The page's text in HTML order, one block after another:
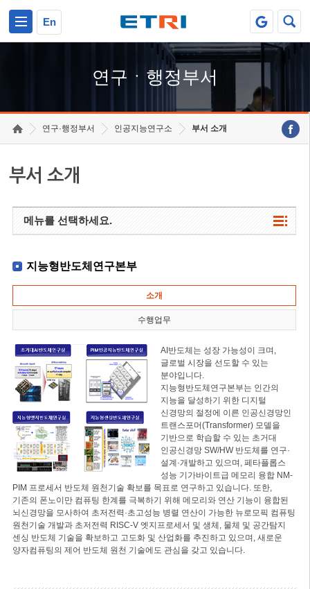
En
연구ㆍ행정부서
연구·행정부서 인공지능연구소 부서 소개
부서 소개
메뉴를 선택하세요.
지능형반도체연구본부
소개
수행업무
AI반도체는 성장 가능성이 크며,
글로벌 시장을 선도할 수 있는
분야입니다.
지능형반도체연구본부는 인간의
지능을 달성하기 위한 디지털
신경망의 절정에 이른 인공신경망인
트랜스포머(Transformer) 모델을
기반으로 학습할 수 있는 초거대
인공신경망 SW/HW 반도체를 연구·
설계·개발하고 있으며, 페타플롭스
성능 기가바이트급 메모리 융합 NM-
PIM 프로세서 반도체 원천기술 확보를 목표로 연구하고 있습니다. 또한,
기존의 폰노이만 컴퓨팅 한계를 극복하기 위해 메모리와 연산 기능이 융합된
뇌신경망을 모사하여 초저전력·초고성능 병렬 연산이 가능한 뉴로모픽 컴퓨팅
원천기술 개발과 초저전력 RISC-V 엣지프로세서 및 생체, 물체 및 공간탐지
센싱 반도체 기술을 확보하고 고도화 및 산업화를 추진하고 있으며, 새로운
양자컴퓨팅의 제어 반도체 원천 기술에도 관심을 갖고 있습니다.